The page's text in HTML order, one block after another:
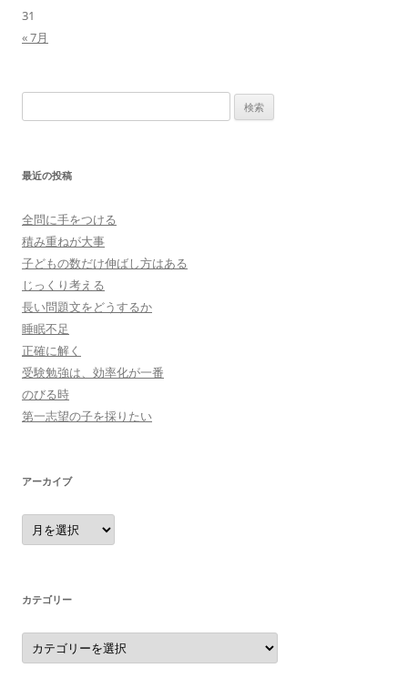
31
« 7月
索:
最近の投稿
全問に手をつける
積み重ねが大事
子どもの数だけ伸ばし方はある
じっくり考える
長い問題文をどうするか
睡眠不足
正確に解く
受験勉強は、効率化が一番
のびる時
第一志望の子を採りたい
アーカイブ
ア
ー
カ
カテゴリー
カ
テ
ゴ